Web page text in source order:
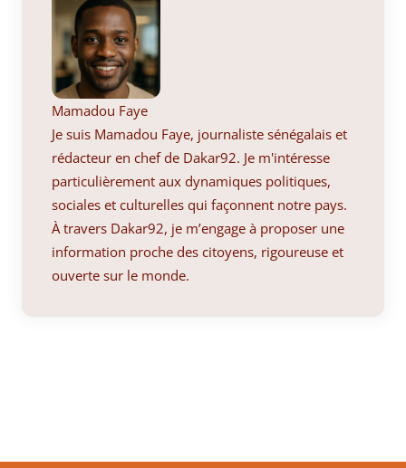
Mamadou Faye
Je suis Mamadou Faye, journaliste sénégalais et
rédacteur en chef de Dakar92. Je m'intéresse
particulièrement aux dynamiques politiques,
sociales et culturelles qui façonnent notre pays.
À travers Dakar92, je m’engage à proposer une
information proche des citoyens, rigoureuse et
ouverte sur le monde.